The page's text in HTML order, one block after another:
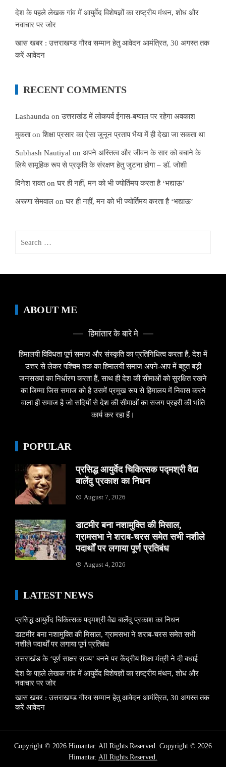
देश के पहले लेखक गांव में आयुर्वेद विशेषज्ञों का राष्ट्रीय मंथन, शोध और
नवाचार पर जोर
खास खबर : उत्तराखण्ड गौरव सम्मान हेतु आवेदन आमंत्रित, 30 अगस्त तक
करें आवेदन
RECENT COMMENTS
Lashaunda onउत्तराखंड में लोकपर्व ईगास-बग्वाल पर रहेगा अवकाश
मुकताonशिक्षा प्रसार का ऐसा जुनून प्रताप भैया में ही देखा जा सकता था
Subhash Nautiyal on अपने अस्तित्व और जीवन के सार को बचाने के
लिये सामूहिक रूप से प्रकृति के संरक्षण हेतु जुटना होगा – डॉ. जोशी
दिनेश रावतonघर ही नहीं, मन को भी ज्योर्तिमय करता है ‘भद्याऊ’
अरूणा सेमवाल onघर ही नहीं, मन को भी ज्योर्तिमय करता है ‘भद्याऊ’
ABOUT ME
हिमांतार के बारे मे
हिमालयी विविधता पूर्ण समाज और संस्कृति का प्रतिनिधित्व करता हैं, देश में
उत्तर से लेकर पश्चिम तक का हिमालयी समाज अपने-आप में बहुत बड़ी
जनसख्यां का निर्धारण करता हैं, साथ ही देश की सीमाओं को सुरक्षित रखने
का जिम्मा जिस समाज को है उसमें प्रमुख रूप से हिमालय में निवास करने
वाला ही समाज है जो सदियों से देश की सीमाओं का सजग प्रहरी की भांति
कार्य कर रहा हैं।
POPULAR
प्रसिद्ध आयुर्वेद चिकित्सक पद्मश्री वैद्य
बालेंदु प्रकाश का निधन
August 7, 2026
डाटमीर बना नशामुक्ति की मिसाल,
ग्रामसभा ने शराब-चरस समेत सभी नशीले
पदार्थों पर लगाया पूर्ण प्रतिबंध
August 4, 2026
LATEST NEWS
प्रसिद्ध आयुर्वेद चिकित्सक पद्मश्री वैद्य बालेंदु प्रकाश का निधन
डाटमीर बना नशामुक्ति की मिसाल, ग्रामसभा ने शराब-चरस समेत सभी
नशीले पदार्थों पर लगाया पूर्ण प्रतिबंध
उत्तराखंड के ‘पूर्ण साक्षर राज्य’ बनने पर केंद्रीय शिक्षा मंत्री ने दी बधाई
देश के पहले लेखक गांव में आयुर्वेद विशेषज्ञों का राष्ट्रीय मंथन, शोध और
नवाचार पर जोर
खास खबर : उत्तराखण्ड गौरव सम्मान हेतु आवेदन आमंत्रित, 30 अगस्त तक
करें आवेदन
Copyright © 2026 Himantar. All Rights Reserved. Copyright © 2026
Himantar. All Rights Reserved.